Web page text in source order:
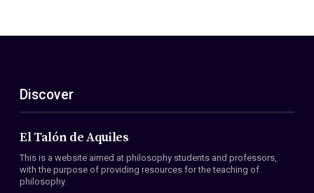
Discover
El Talón de Aquiles
This is a website aimed at philosophy students and professors,
with the purpose of providing resources for the teaching of
philosophy.